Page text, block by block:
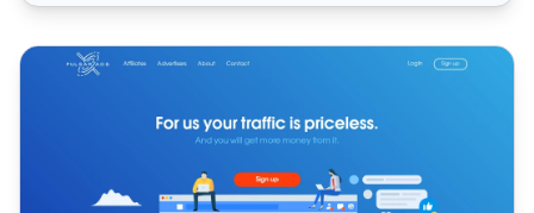
Programma di Affiliazione Pulsar Ads